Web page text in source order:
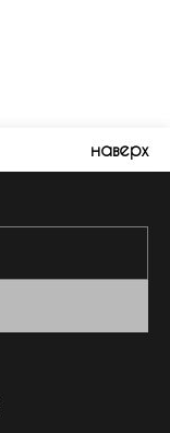
наверх